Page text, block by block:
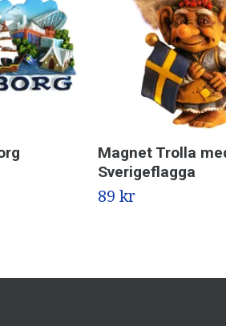
Magnet Trolla
Sverigeflagga
89 kr